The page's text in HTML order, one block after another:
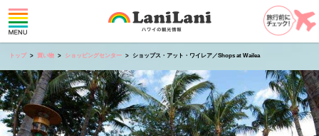
トップ 買い物 ショッピングセンター ショップス・アット・ワイレア／Shops at Wailea